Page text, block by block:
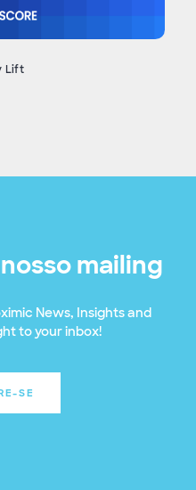
Lift
mailing
News, Insights and
to your inbox!
SE